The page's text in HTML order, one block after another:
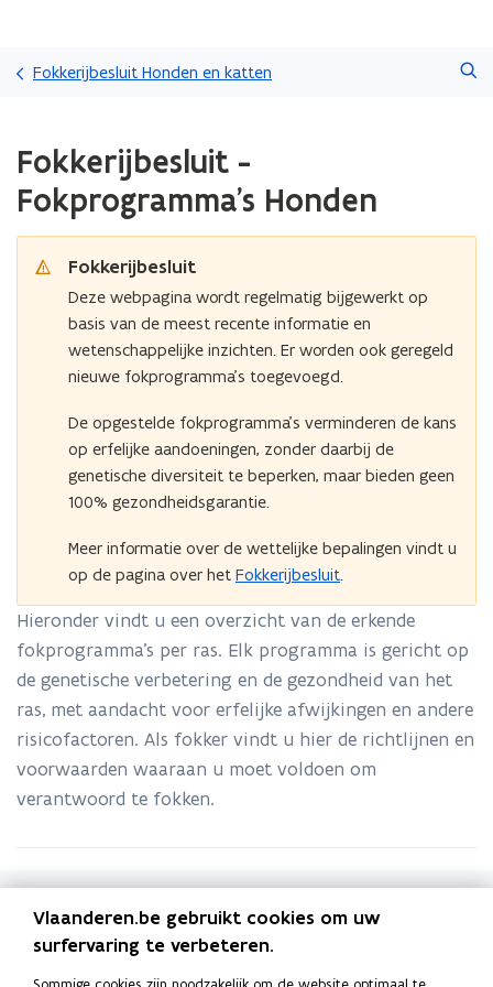
naar
Fokkerijbesluit Honden en katten
met
laden.
zich
Fokkerijbesluit
Fokkerijbesluit -
Fokprogramma's Honden
Fokkerijbesluit
Deze webpagina wordt regelmatig bijgewerkt op
basis van de meest recente informatie en
wetenschappelijke inzichten. Er worden ook geregeld
nieuwe fokprogramma’s toegevoegd.
De opgestelde fokprogramma’s verminderen de kans
op erfelijke aandoeningen, zonder daarbij de
genetische diversiteit te beperken, maar bieden geen
100% gezondheidsgarantie.
Meer informatie over de wettelijke bepalingen vindt u
op de pagina over het Fokkerijbesluit.
Hieronder vindt u een overzicht van de erkende
fokprogramma’s per ras. Elk programma is gericht op
de genetische verbetering en de gezondheid van het
ras, met aandacht voor erfelijke afwijkingen en andere
risicofactoren. Als fokker vindt u hier de richtlijnen en
voorwaarden waaraan u moet voldoen om
verantwoord te fokken.
Zoekterm
Vlaanderen.be gebruikt cookies om uw
surfervaring te verbeteren.